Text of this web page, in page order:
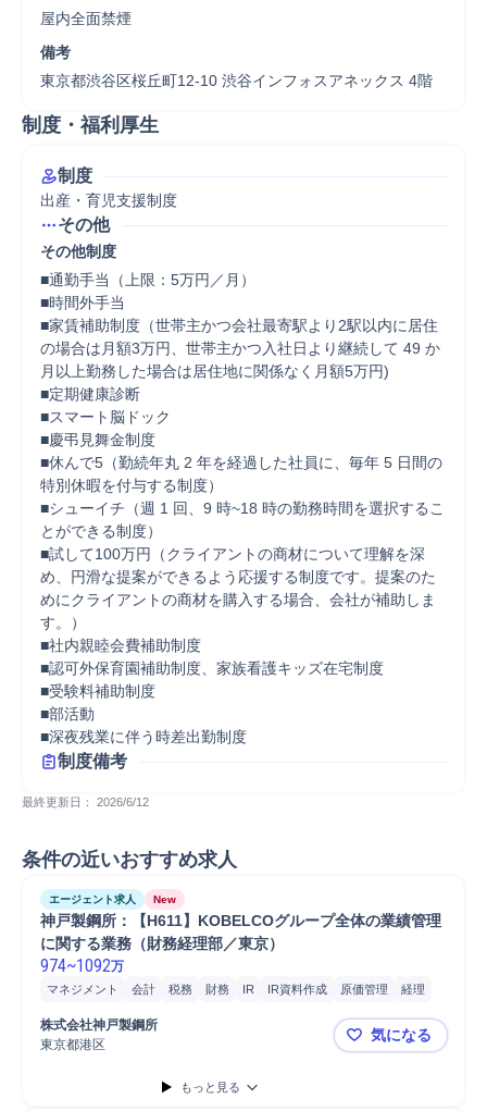
屋内全面禁煙
備考
東京都渋谷区桜丘町12-10 渋谷インフォスアネックス 4階
制度・福利厚生
制度
出産・育児支援制度
その他
その他制度
■通勤手当（上限：5万円／月）
■時間外手当
■家賃補助制度（世帯主かつ会社最寄駅より2駅以内に居住
の場合は月額3万円、世帯主かつ入社日より継続して 49 か
月以上勤務した場合は居住地に関係なく月額5万円)
■定期健康診断
■スマート脳ドック
■慶弔見舞金制度
■休んで5（勤続年丸 2 年を経過した社員に、毎年 5 日間の
特別休暇を付与する制度）
■シューイチ（週 1 回、9 時~18 時の勤務時間を選択するこ
とができる制度）
■試して100万円（クライアントの商材について理解を深
め、円滑な提案ができるよう応援する制度です。提案のた
めにクライアントの商材を購入する場合、会社が補助しま
す。）
■社内親睦会費補助制度
■認可外保育園補助制度、家族看護キッズ在宅制度
■受験料補助制度
■部活動
■深夜残業に伴う時差出勤制度
制度備考
最終更新日： 2026/6/12
条件の近いおすすめ求人
エージェント求人 New
神戸製鋼所：【H611】KOBELCOグループ全体の業績管理
に関する業務（財務経理部／東京）
974~1092万
マネジメント 会計 税務 財務 IR IR資料作成 原価管理
経理
リスクマネジメント
予算管理
株式会社神戸製鋼所
東京都港区
神戸製鋼所
気になる
もっと見る